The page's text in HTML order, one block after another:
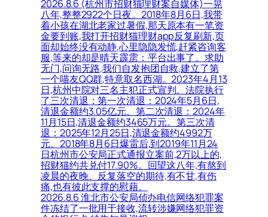
2026.8.6 (杭州市招财猫理财案自媒体)一晃
八年,整整2922个日夜。2018年8月6日,我带
着小孩在湖北老家过暑假,那天原本有一笔资
金要到账,我打开招财猫理财app反复刷新,页
面却始终没有动静,心里隐隐发慌,赶紧咨询客
服,等来的却是晴天霹雳：平台出事了。求助
无门,问询无路,我们自发抱团自救,建立了第
一个喵友QQ群,特意取名西湖。2023年4月13
日,杭州中院对三名主犯正式宣判。法院执行
了三次清退：第一次清退：2024年5月6日,
清退金额约3.05亿元。第二次清退：2024年
11月15日,清退金额约3465万元。第三次清
退：2025年12月25日,清退金额约4992万
元。2018年8月6日爆雷后,到2019年11月24
日杭州市公安局正式通报立案前,2万以上的,
招财猫约共兑付17.90%。回望这八年,有熬到
凌晨的夜晚、反复落空的期待,有不甘,有伤
痛,也有彼此支撑的慰藉。
2026.8.6 淮北市公安局侦办电信网络犯罪案
件冻结了一批用于接收,流转涉嫌网络犯罪资